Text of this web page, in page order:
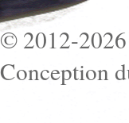
© 2012-2026
Conception